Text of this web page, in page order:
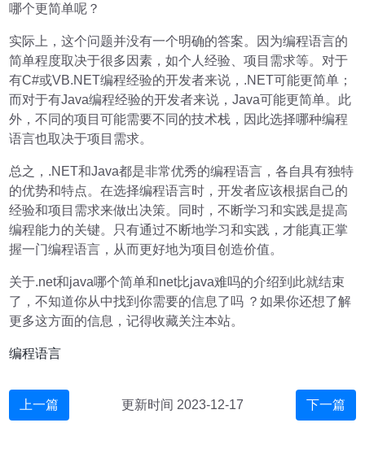
哪个更简单呢？
实际上，这个问题并没有一个明确的答案。因为编程语言的
简单程度取决于很多因素，如个人经验、项目需求等。对于
有C#或VB.NET编程经验的开发者来说，.NET可能更简单；
而对于有Java编程经验的开发者来说，Java可能更简单。此
外，不同的项目可能需要不同的技术栈，因此选择哪种编程
语言也取决于项目需求。
总之，.NET和Java都是非常优秀的编程语言，各自具有独特
的优势和特点。在选择编程语言时，开发者应该根据自己的
经验和项目需求来做出决策。同时，不断学习和实践是提高
编程能力的关键。只有通过不断地学习和实践，才能真正掌
握一门编程语言，从而更好地为项目创造价值。
关于.net和java哪个简单和net比java难吗的介绍到此就结束
了，不知道你从中找到你需要的信息了吗 ？如果你还想了解
更多这方面的信息，记得收藏关注本站。
编程语言
上一篇 更新时间 2023-12-17 下一篇